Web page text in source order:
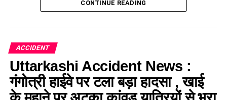
29 जुलाई की रात हुई थी चोरी
BHEL स्टेडियम के पास से पहला आरोपी गिरफ्तार
धामपुर में बेचे थे चोरी के जेवर
CONTINUE READING
ACCIDENT
Uttarkashi Accident News :
गंगोत्री हाईवे पर टला बड़ा हादसा , खाई